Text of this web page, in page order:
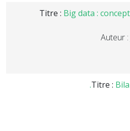
Titre : Big data :
Auteur :
Titre :